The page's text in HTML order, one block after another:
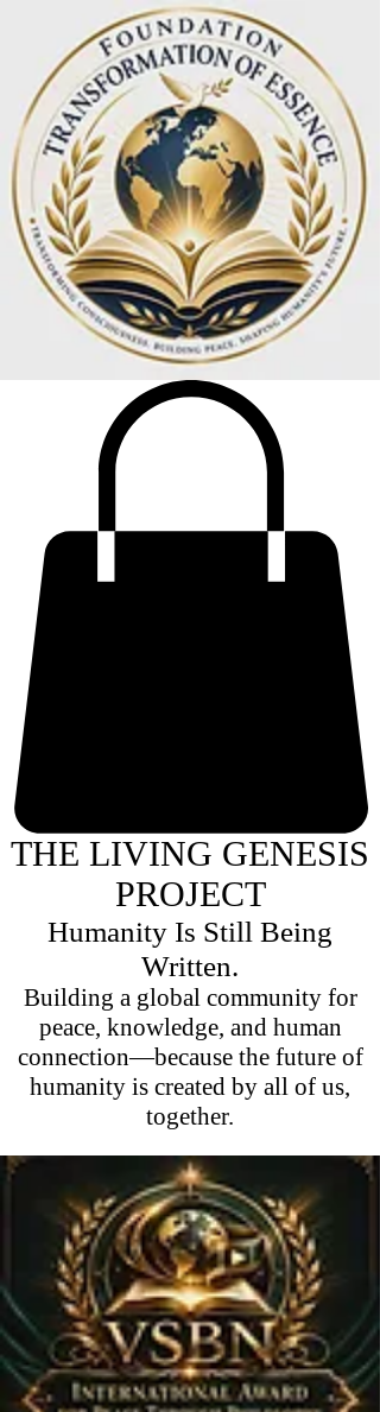
THE LIVING GENESIS
PROJECT
Humanity Is Still Being
Written.
Building a global community for
peace, knowledge, and human
connection—because the future of
humanity is created by all of us,
together.